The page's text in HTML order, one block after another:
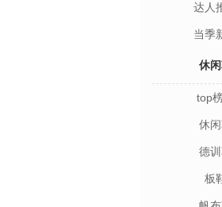
达人
当季
休
top
休
德
板